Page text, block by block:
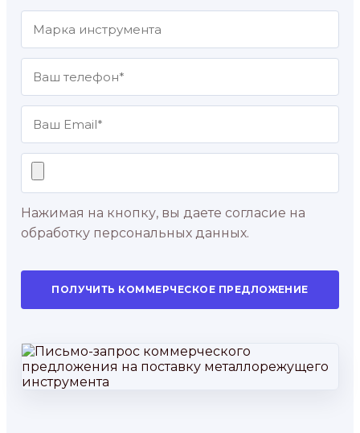
Нажимая на кнопку, вы даете согласие на
обработку персональных данных.
ПОЛУЧИТЬ КОММЕРЧЕСКОЕ ПРЕДЛОЖЕНИЕ